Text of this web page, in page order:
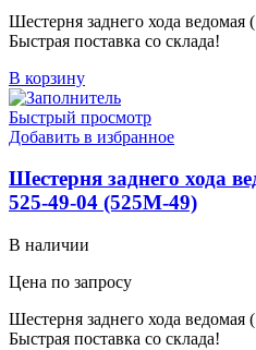
Шестерня заднего хода
Быстрая поставка со склада!
В корзину
Быстрый просмотр
Добавить в избранное
Шестерня заднего хода
525-49-04 (525М-49)
В наличии
Цена по запросу
Шестерня заднего хода
Быстрая поставка со склада!